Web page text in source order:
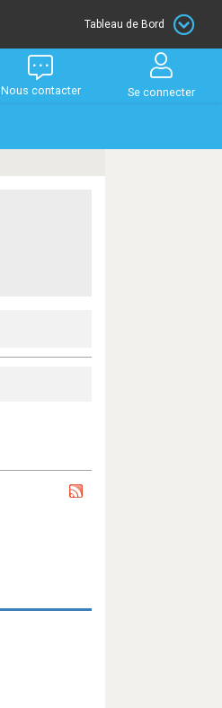
Tableau de Bord
Nous contacter Se connecter